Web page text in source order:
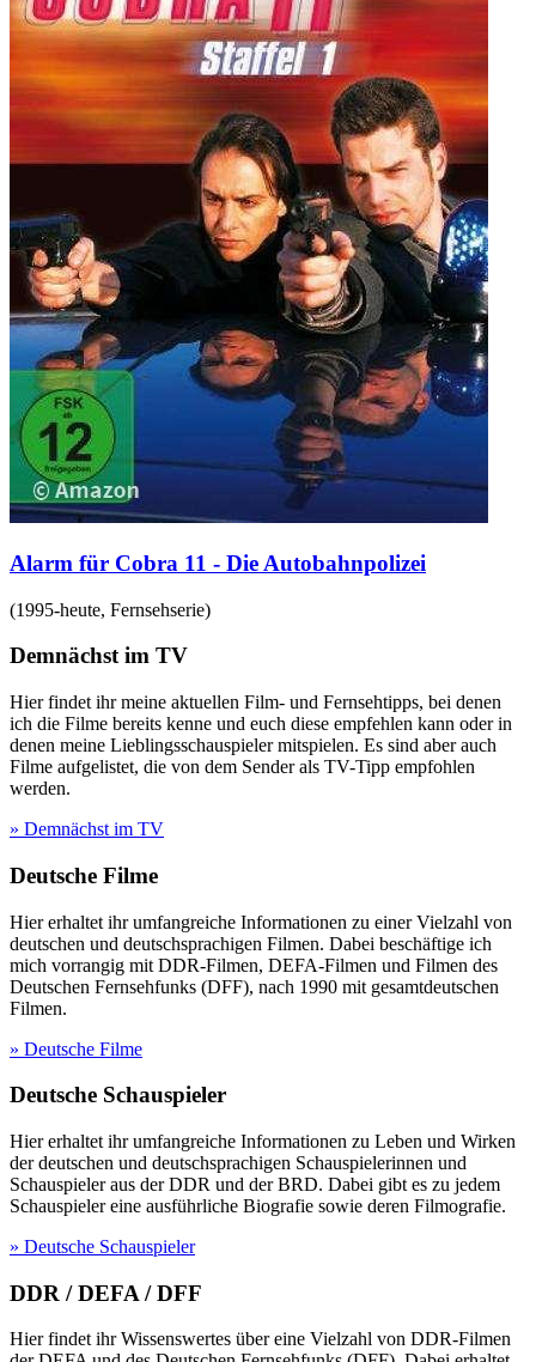
Alarm für Cobra 11 - Die Autobahnpolizei
(1995-heute, Fernsehserie)
Demnächst im TV
Hier findet ihr meine aktuellen Film- und Fernsehtipps, bei denen
ich die Filme bereits kenne und euch diese empfehlen kann oder in
denen meine Lieblingsschauspieler mitspielen. Es sind aber auch
Filme aufgelistet, die von dem Sender als TV-Tipp empfohlen
werden.
» Demnächst im TV
Deutsche Filme
Hier erhaltet ihr umfangreiche Informationen zu einer Vielzahl von
deutschen und deutschsprachigen Filmen. Dabei beschäftige ich
mich vorrangig mit DDR-Filmen, DEFA-Filmen und Filmen des
Deutschen Fernsehfunks (DFF), nach 1990 mit gesamtdeutschen
Filmen.
» Deutsche Filme
Deutsche Schauspieler
Hier erhaltet ihr umfangreiche Informationen zu Leben und Wirken
der deutschen und deutschsprachigen Schauspielerinnen und
Schauspieler aus der DDR und der BRD. Dabei gibt es zu jedem
Schauspieler eine ausführliche Biografie sowie deren Filmografie.
» Deutsche Schauspieler
DDR / DEFA / DFF
Hier findet ihr Wissenswertes über eine Vielzahl von DDR-Filmen